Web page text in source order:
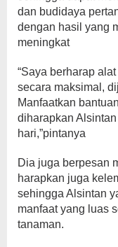
dan budidaya
dengan hasil yang
meningkat
“Saya berharap
secara maksimal,
Manfaatkan
diharapkan
hari,”pintanya
Dia juga berpesan
harapkan juga
sehingga Alsintan
manfaat yang luas
tanaman.